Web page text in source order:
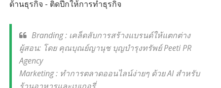
ด้านธุรกิจ - ติดปีกให้การทำธุรกิจ
Branding : เคล็ดลับการสร้างแบรนด์ให้แตกต่าง
ผู้สอน: โดย คุณบุณย์ญานุช บุญบํารุงทรัพย์ Peeti PR
Agency
Marketing : ทำการตลาดออนไลน์ง่ายๆ ด้วย AI สำหรับ